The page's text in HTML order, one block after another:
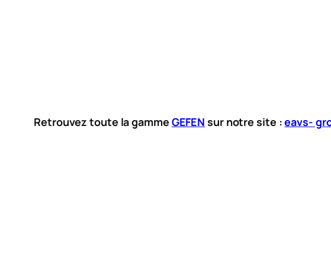
Retrouvez toute la gamme GEFEN sur notre site :eavs-